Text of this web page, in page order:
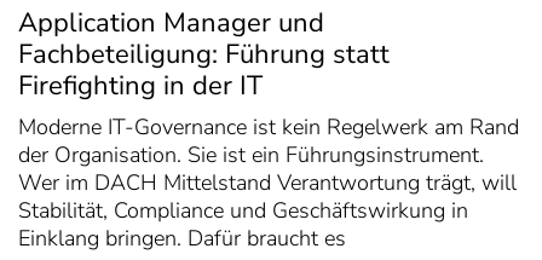
Application Manager und
Fachbeteiligung: Führung statt
Firefighting in der IT
Moderne IT-Governance ist kein Regelwerk am Rand
der Organisation. Sie ist ein Führungsinstrument.
Wer im DACH Mittelstand Verantwortung trägt, will
Stabilität, Compliance und Geschäftswirkung in
Einklang bringen. Dafür braucht es